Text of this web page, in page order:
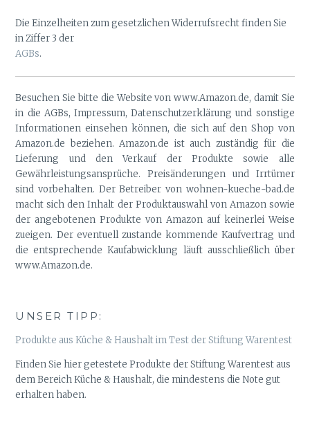
Die Einzelheiten zum gesetzlichen Widerrufsrecht finden Sie
in Ziffer 3 der
AGBs.
Besuchen Sie bitte die Website von www.Amazon.de, damit Sie
in die AGBs, Impressum, Datenschutzerklärung und sonstige
Informationen einsehen können, die sich auf den Shop von
Amazon.de beziehen. Amazon.de ist auch zuständig für die
Lieferung und den Verkauf der Produkte sowie alle
Gewährleistungsansprüche. Preisänderungen und Irrtümer
sind vorbehalten. Der Betreiber von wohnen-kueche-bad.de
macht sich den Inhalt der Produktauswahl von Amazon sowie
der angebotenen Produkte von Amazon auf keinerlei Weise
zueigen. Der eventuell zustande kommende Kaufvertrag und
die entsprechende Kaufabwicklung läuft ausschließlich über
www.Amazon.de.
UNSER TIPP:
Produkte aus Küche & Haushalt im Test der Stiftung Warentest
Finden Sie hier getestete Produkte der Stiftung Warentest aus
dem Bereich Küche & Haushalt, die mindestens die Note gut
erhalten haben.